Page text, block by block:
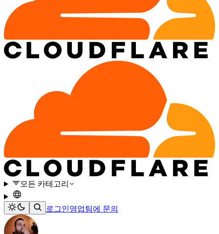
모든 카테고리
로그인영업팀에 문의